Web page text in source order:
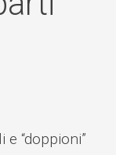
“doppioni”